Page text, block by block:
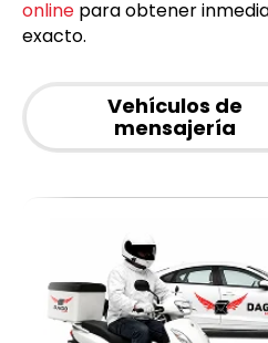
online para obtener
exacto.
Vehículos de
mensajería